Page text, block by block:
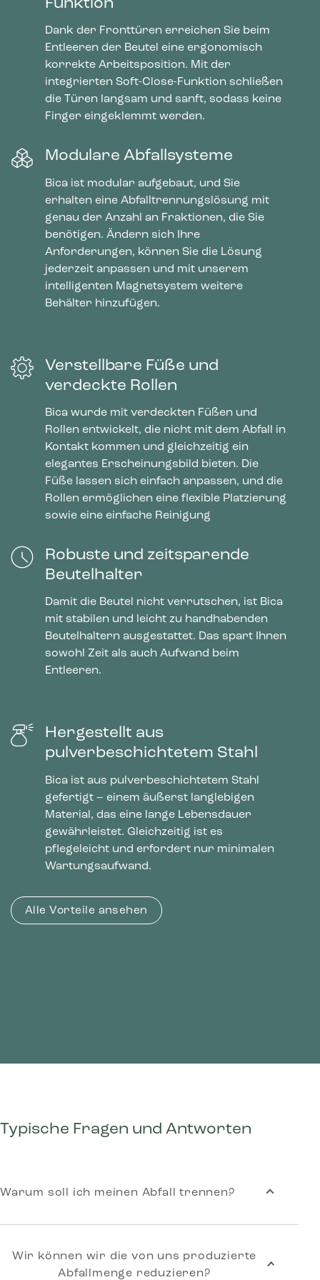
Funktion
Dank der Fronttüren erreichen Sie beim
Entleeren der Beutel eine ergonomisch
korrekte Arbeitsposition. Mit der
integrierten Soft-Close-Funktion schließen
die Türen langsam und sanft, sodass keine
Finger eingeklemmt werden.
Modulare Abfallsysteme
Bica ist modular aufgebaut, und Sie
erhalten eine Abfalltrennungslösung mit
genau der Anzahl an Fraktionen, die Sie
benötigen. Ändern sich Ihre
Anforderungen, können Sie die Lösung
jederzeit anpassen und mit unserem
intelligenten Magnetsystem weitere
Behälter hinzufügen.
Verstellbare Füße und
verdeckte Rollen
Bica wurde mit verdeckten Füßen und
Rollen entwickelt, die nicht mit dem Abfall in
Kontakt kommen und gleichzeitig ein
elegantes Erscheinungsbild bieten. Die
Füße lassen sich einfach anpassen, und die
Rollen ermöglichen eine flexible Platzierung
sowie eine einfache Reinigung
Robuste und zeitsparende
Beutelhalter
Damit die Beutel nicht verrutschen, ist Bica
mit stabilen und leicht zu handhabenden
Beutelhaltern ausgestattet. Das spart Ihnen
sowohl Zeit als auch Aufwand beim
Entleeren.
Hergestellt aus
pulverbeschichtetem Stahl
Bica ist aus pulverbeschichtetem Stahl
gefertigt – einem äußerst langlebigen
Material, das eine lange Lebensdauer
gewährleistet. Gleichzeitig ist es
pflegeleicht und erfordert nur minimalen
Wartungsaufwand.
Alle Vorteile ansehen
Typische Fragen und Antworten
Warum soll ich meinen Abfall trennen?
Wir können wir die von uns produzierte
Abfallmenge reduzieren?